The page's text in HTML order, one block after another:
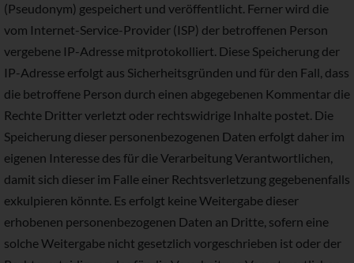
(Pseudonym) gespeichert und veröffentlicht. Ferner wird die
vom Internet-Service-Provider (ISP) der betroffenen Person
vergebene IP-Adresse mitprotokolliert. Diese Speicherung der
IP-Adresse erfolgt aus Sicherheitsgründen und für den Fall, dass
die betroffene Person durch einen abgegebenen Kommentar die
Rechte Dritter verletzt oder rechtswidrige Inhalte postet. Die
Speicherung dieser personenbezogenen Daten erfolgt daher im
eigenen Interesse des für die Verarbeitung Verantwortlichen,
damit sich dieser im Falle einer Rechtsverletzung gegebenenfalls
exkulpieren könnte. Es erfolgt keine Weitergabe dieser
erhobenen personenbezogenen Daten an Dritte, sofern eine
solche Weitergabe nicht gesetzlich vorgeschrieben ist oder der